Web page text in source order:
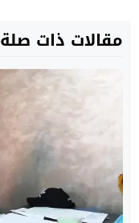
مقالات ذات صلة